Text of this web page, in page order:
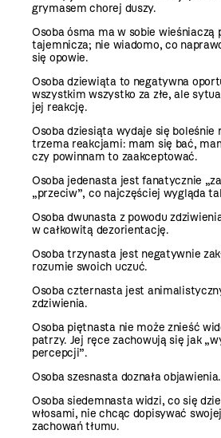
grymasem chorej duszy.
Osoba ósma ma w sobie wieśniaczą
tajemnicza; nie wiadomo, co
się opowie.
Osoba dziewiąta to negatywna
wszystkim wszystko za złe, ale
jej reakcję.
Osoba dziesiąta wydaje się boleśnie
trzema reakcjami: mam się bać,
czy powinnam to zaakceptować.
Osoba jedenasta jest fanatycznie
„przeciw”, co najczęściej wygląda
Osoba dwunasta z powodu
w całkowitą dezorientację.
Osoba trzynasta jest negatywnie
rozumie swoich uczuć.
Osoba czternasta jest
zdziwienia.
Osoba piętnasta nie może znieść
patrzy. Jej ręce zachowują się jak
percepcji”.
Osoba szesnasta doznała objawienia.
Osoba siedemnasta widzi, co się
włosami, nie chcąc dopisywać
zachowań tłumu.